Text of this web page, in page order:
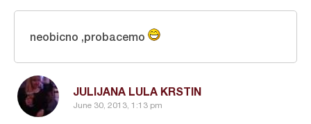
JULIJANA LULA KRSTIN
June 30, 2013, 1:13 pm
neobicno ,probacemo